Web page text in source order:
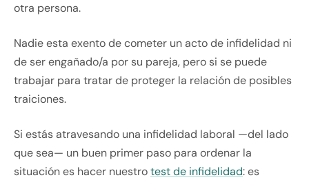
otra persona.
Nadie esta exento de cometer un acto de infidelidad ni
de ser engañado/a por su pareja, pero si se puede
trabajar para tratar de proteger la relación de posibles
traiciones.
Si estás atravesando una infidelidad laboral —del lado
que sea— un buen primer paso para ordenar la
situación es hacer nuestrotest de infidelidad: es